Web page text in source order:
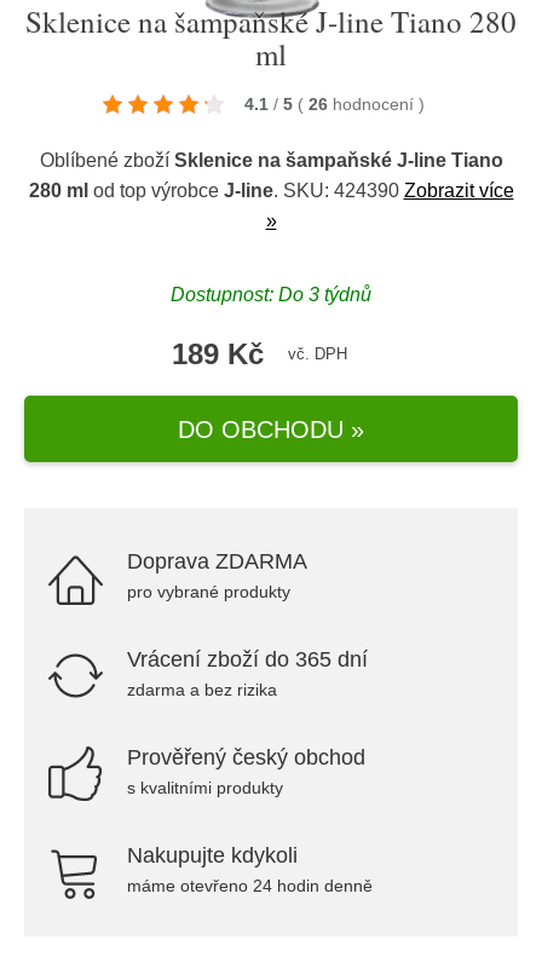
Sklenice na šampaňské J-line Tiano 280
ml
4.1 / 5 ( 26 hodnocení )
Oblíbené zboží Sklenice na šampaňské J-line Tiano
280 ml od top výrobce J-line. SKU: 424390 Zobrazit více
»
Dostupnost: Do 3 týdnů
189 Kč vč. DPH
DO OBCHODU »
Doprava ZDARMA
pro vybrané produkty
Vrácení zboží do 365 dní
zdarma a bez rizika
Prověřený český obchod
s kvalitními produkty
Nakupujte kdykoli
máme otevřeno 24 hodin denně